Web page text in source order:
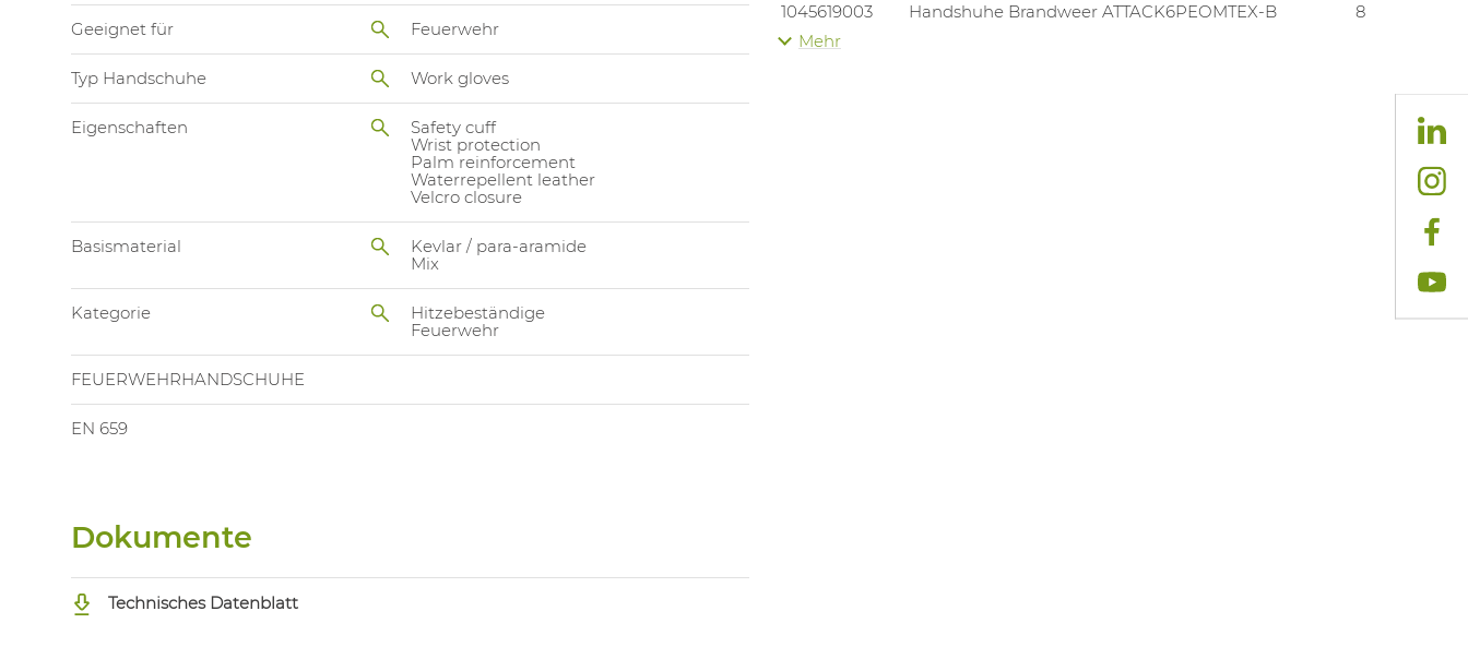
Geeignet für Feuerwehr
Typ Handschuhe Work gloves
Eigenschaften
Safety cuff
Wrist protection
Palm reinforcement
Waterrepellent leather
Velcro closure
Basismaterial
Kevlar / para-aramide
Mix
Kategorie
Hitzebeständige
Feuerwehr
FEUERWEHRHANDSCHUHE
EN 659
1045619003
Handshuhe Brandweer ATTACK6PEOMTEX-B
8
1045619004
Mehr
Dokumente
Technisches Datenblatt